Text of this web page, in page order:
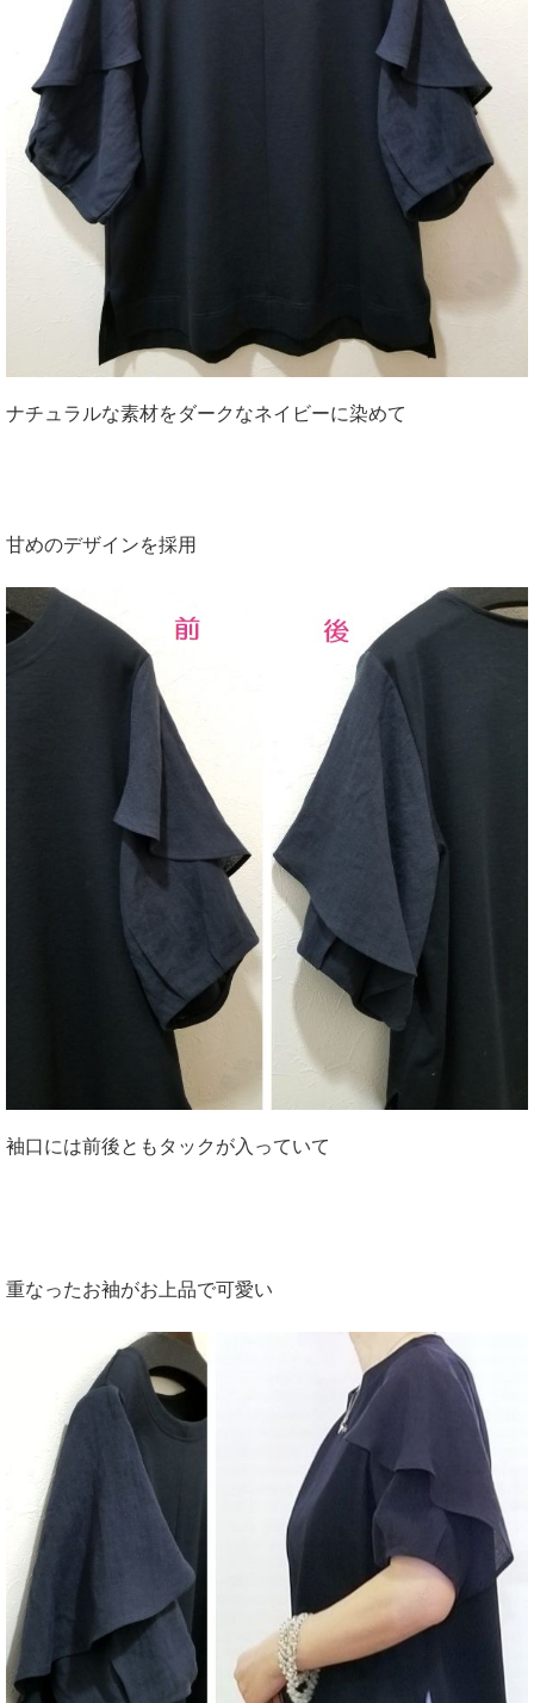
ナチュラルな素材をダークなネイビーに染めて
甘めのデザインを採用
袖口には前後ともタックが入っていて
重なったお袖がお上品で可愛い